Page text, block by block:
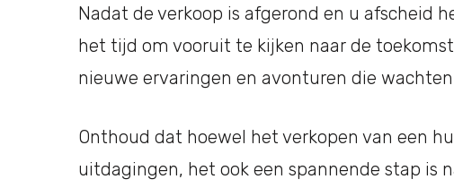
Nadat de verkoop is afgerond en u afscheid
het tijd om vooruit te kijken naar de
nieuwe ervaringen en avonturen die
Onthoud dat hoewel het verkopen van een
uitdagingen, het ook een spannende stap is